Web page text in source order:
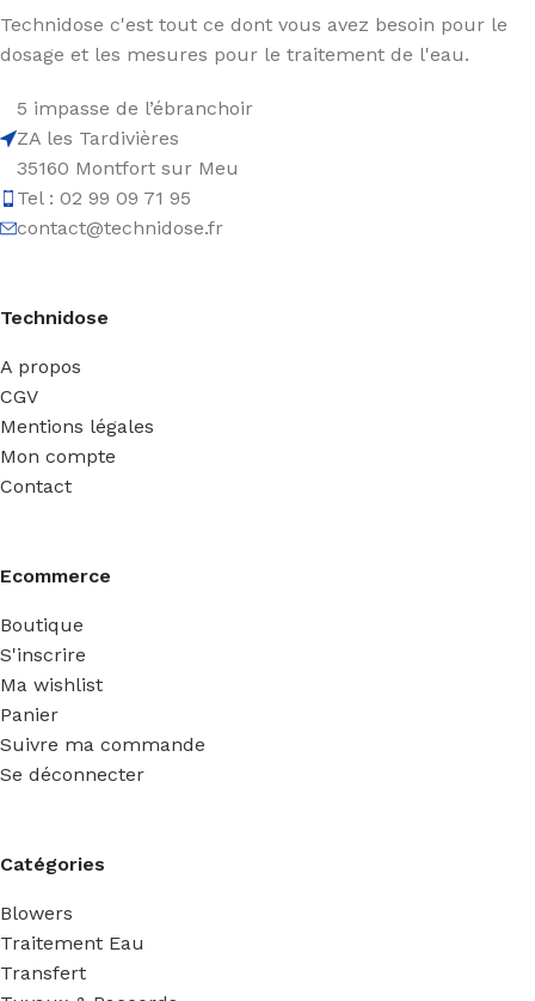
Technidose c'est tout ce dont vous avez besoin pour le
dosage et les mesures pour le traitement de l'eau.
5 impasse de l’ébranchoir
ZA les Tardivières
35160 Montfort sur Meu
Tel : 02 99 09 71 95
contact@technidose.fr
Technidose
A propos
CGV
Mentions légales
Mon compte
Contact
Ecommerce
Boutique
S'inscrire
Ma wishlist
Panier
Suivre ma commande
Se déconnecter
Catégories
Blowers
Traitement Eau
Transfert